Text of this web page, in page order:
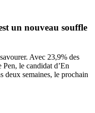
un nouveau souffle
Avec 23,9% des
le candidat d’En
deux semaines, le prochain